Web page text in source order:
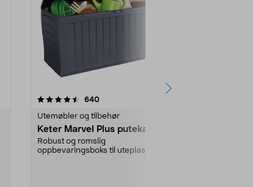
640anmeldelser
Utemøbler og tilbehør
Keter Marvel Plus putekasse
Robust og romslig
oppbevaringsboks til uteplassen
4.5 av 5 stjerner